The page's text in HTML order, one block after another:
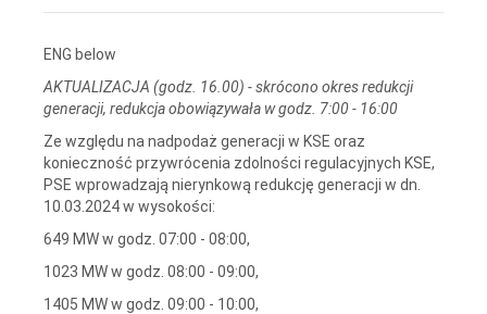
ENG below
AKTUALIZACJA (godz. 16.00) - skrócono okres redukcji
generacji, redukcja obowiązywała w godz. 7:00 - 16:00
Ze względu na nadpodaż generacji w KSE oraz
konieczność przywrócenia zdolności regulacyjnych KSE,
PSE wprowadzają nierynkową redukcję generacji w dn.
10.03.2024 w wysokości:
649 MW w godz. 07:00 - 08:00,
1023 MW w godz. 08:00 - 09:00,
1405 MW w godz. 09:00 - 10:00,